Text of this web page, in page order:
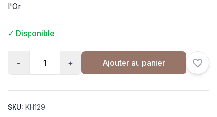
l'Or
✓ Disponible
− + Ajouter au panier
SKU: KH129